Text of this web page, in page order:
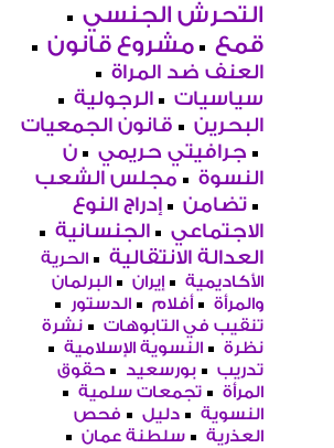
التحرش الجنسي
قمع
مشروع قانون
العنف ضد المراة
سياسيات
الرجولية
البحرين
قانون الجمعيات
جرافيتي حريمي
ن
النسوة
مجلس الشعب
تضامن
إدراج النوع
الاجتماعي
الجنسانية
العدالة الانتقالية
الحرية
الأكاديمية
إيران
البرلمان
والمرأة
أفلام
الدستور
تنقيب في التابوهات
نشرة
نظرة
النسوية الإسلامية
تدريب
بورسعيد
حقوق
المرأة
تجمعات سلمية
النسوية
دليل
فحص
العذرية
سلطنة عمان